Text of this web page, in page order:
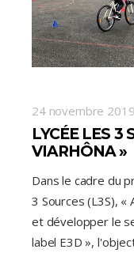
24 novembre 2019
LYCÉE LES 3
VIARHÔNA »
Dans le cadre du
3 Sources (L3S),
et développer le
label E3D »,